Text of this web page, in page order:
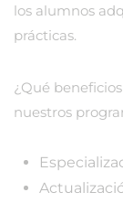
los alumnos
prácticas.
¿Qué
nuestros